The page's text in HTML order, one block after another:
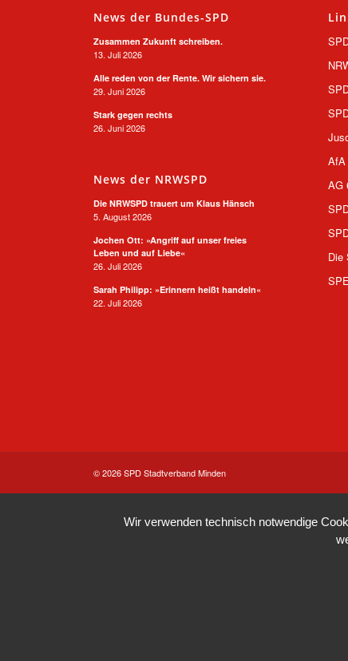
News der Bundes-SPD
Zusammen Zukunft schreiben.
13. Juli 2026
Alle reden von der Rente. Wir sichern sie.
29. Juni 2026
Stark gegen rechts
26. Juni 2026
News der NRWSPD
Die NRWSPD trauert um Klaus Hänsch
5. August 2026
Jochen Ott: »Angriff auf unser freies
Leben und auf Liebe«
26. Juli 2026
Sarah Philipp: »Erinnern heißt handeln«
22. Juli 2026
AfA
AG
Die
© 2026 SPD Stadtverband Minden
Wir verwenden technisch notwendige